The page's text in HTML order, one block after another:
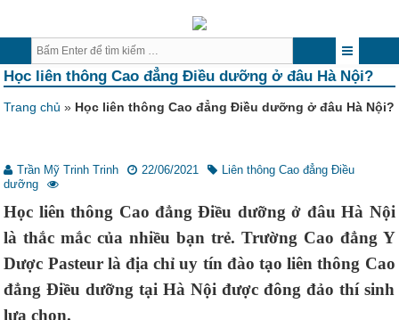
Học liên thông Cao đẳng Điều dưỡng ở đâu Hà Nội?
Trang chủ » Học liên thông Cao đẳng Điều dưỡng ở đâu Hà Nội?
Trần Mỹ Trinh Trinh 22/06/2021
Liên thông Cao đẳng Điều
dưỡng
Học liên thông Cao đẳng Điều dưỡng ở đâu Hà Nội
là thắc mắc của nhiều bạn trẻ. Trường Cao đẳng Y
Dược Pasteur là địa chỉ uy tín đào tạo liên thông Cao
đẳng Điều dưỡng tại Hà Nội được đông đảo thí sinh
lựa chọn.